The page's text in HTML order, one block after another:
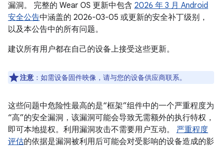
漏洞。 完整的 Wear OS 更新中包含 2026 年 3 月 Android
安全公告中涵盖的 2026-03-05 或更新的安全补丁级别，
以及本公告中的所有问题。
建议所有用户都在自己的设备上接受这些更新。
注意 ：如需设备固件映像，请与您的设备供应商联系。
这些问题中危险性最高的是“框架”组件中的一个严重程度为
“高”的安全漏洞，该漏洞可能会导致无需额外的执行特权，
即可本地提权。利用漏洞攻击不需要用户互动。 严重程度
评估的依据是漏洞被利用后可能会对受影响的设备造成的影